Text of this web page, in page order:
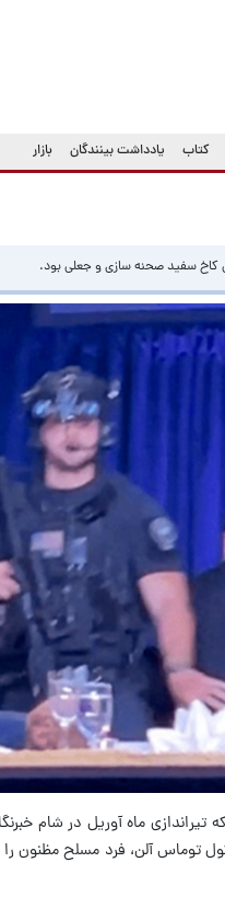
کتاب یادداشت بینندگان بازار
از هر ۴ آمریکایی، حدود ۱ نفر معتقد است که تیراندازی ماه
آلن، فرد مسلح مظنون را